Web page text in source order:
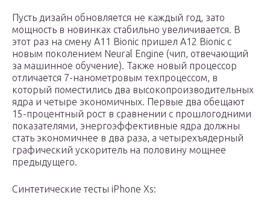
Пусть дизайн обновляется не каждый год, зато
мощность в новинках стабильно увеличивается. В
этот раз на смену А11 Bionic пришел A12 Bionic c
новым поколением Neural Engine (чип, отвечающий
за машинное обучение). Также новый процессор
отличается 7-нанометровым техпроцессом, в
который поместились два высокопроизводительных
ядра и четыре экономичных. Первые два обещают
15-процентный рост в сравнении с прошлогодними
показателями, энергоэффективные ядра должны
стать экономичнее в два раза, а четырехъядерный
графический ускоритель на половину мощнее
предыдущего.
Синтетические тесты iPhone Xs: